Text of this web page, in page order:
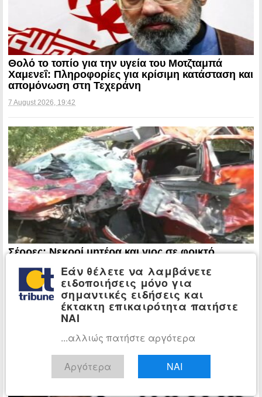
Θολό το τοπίο για την υγεία του Μοτζταμπά
Χαμενεΐ: Πληροφορίες για κρίσιμη κατάσταση και
απομόνωση στη Τεχεράνη
7 August 2026, 19:42
Σέρρες: Νεκροί μητέρα και γιος σε φρικτό
πραγματογνώμονα
7 August 2026, 19:38
Εάν θέλετε να λαμβάνετε
ειδοποιήσεις μόνο για
σημαντικές ειδήσεις και
έκτακτη επικαιρότητα πατήστε
ΝΑΙ
...αλλιώς πατήστε αργότερα
Αργότερα ΝΑΙ